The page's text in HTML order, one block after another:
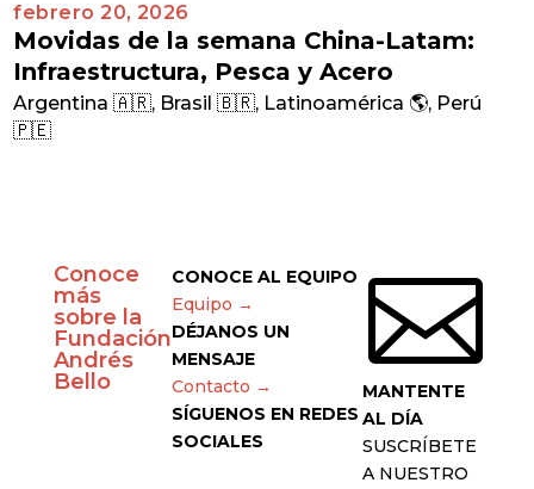
febrero 20, 2026
Movidas de la semana China-Latam:
Infraestructura, Pesca y Acero
Argentina 🇦🇷, Brasil 🇧🇷, Latinoamérica 🌎, Perú
🇵🇪
Conoce
más
sobre la
Fundación
Andrés
Bello
CONOCE AL EQUIPO
Equipo →
DÉJANOS UN
MENSAJE
Contacto →
SÍGUENOS EN REDES
SOCIALES

MANTENTE
AL DÍA
SUSCRÍBETE
A NUESTRO